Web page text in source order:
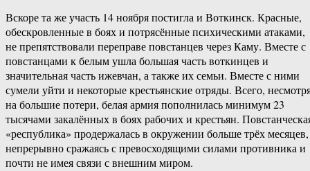
Вскоре та же участь 14 ноября постигла и Воткинск. Красные,
обескровленные в боях и потрясённые психическими атаками,
не препятствовали переправе повстанцев через Каму. Вместе с
повстанцами к белым ушла большая часть воткинцев и
значительная часть ижевчан, а также их семьи. Вместе с ними
сумели уйти и некоторые крестьянские отряды. Всего,
на большие потери, белая армия пополнилась минимум 23
тысячами закалённых в боях рабочих и крестьян.
«республика» продержалась в окружении больше трёх месяцев,
непрерывно сражаясь с превосходящими силами противника и
почти не имея связи с внешним миром.